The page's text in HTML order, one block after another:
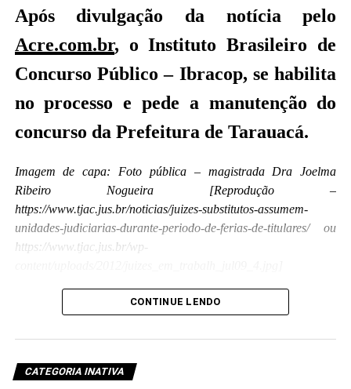
Após divulgação da notícia pelo
Acre.com.br, o Instituto Brasileiro de
Concurso Público – Ibracop, se habilita
no processo e pede a manutenção do
concurso da Prefeitura de Tarauacá.
Imagem de capa: Foto pública – magistrada Dra Joelma
Ribeiro Nogueira [Reprodução –
https://www.tjac.jus.br/noticias/juizes-substitutos-assumem-
unidades-judiciarias-durante-periodo-de-ferias-de-titulares/ ou
https://www.tjac.jus.br/wp-
A
pós o magistrado titular da Comarca de
para julgar o mandado de segurança nº.
CONTINUE LENDO
CATEGORIA INATIVA